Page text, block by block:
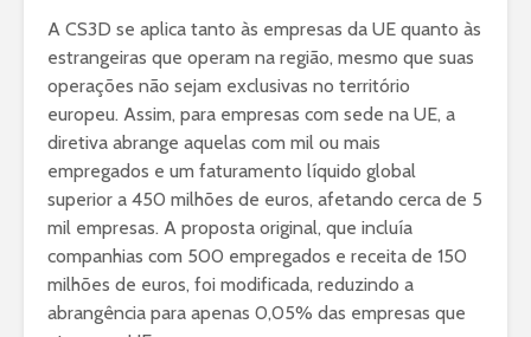
A CS3D se aplica tanto às empresas da UE quanto às
estrangeiras que operam na região, mesmo que suas
operações não sejam exclusivas no território
europeu. Assim, para empresas com sede na UE, a
diretiva abrange aquelas com mil ou mais
empregados e um faturamento líquido global
superior a 450 milhões de euros, afetando cerca de 5
mil empresas. A proposta original, que incluía
companhias com 500 empregados e receita de 150
milhões de euros, foi modificada, reduzindo a
abrangência para apenas 0,05% das empresas que